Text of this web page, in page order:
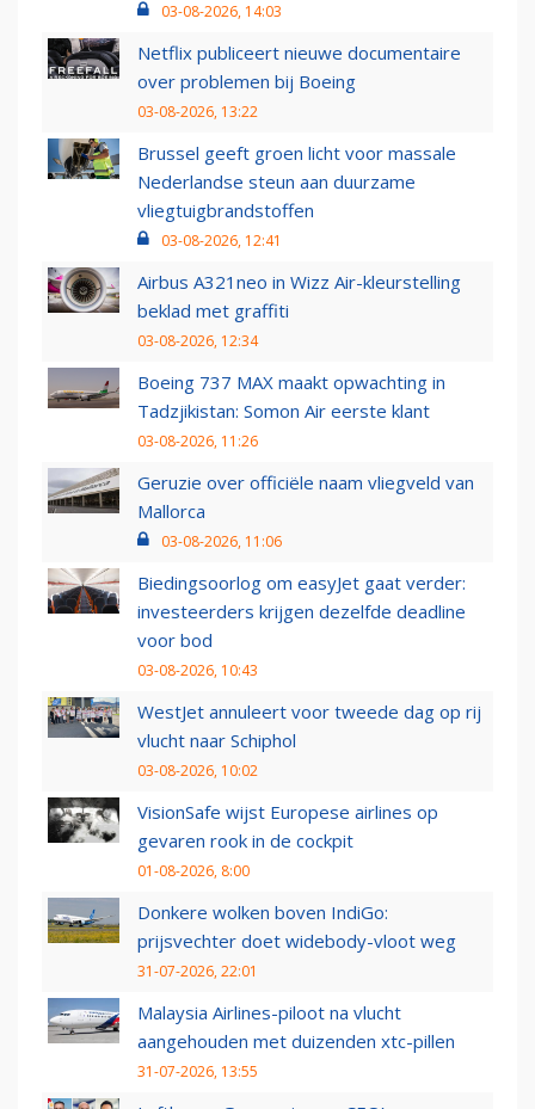
03-08-2026, 14:03
Netflix publiceert nieuwe documentaire
over problemen bij Boeing
03-08-2026, 13:22
Brussel geeft groen licht voor massale
Nederlandse steun aan duurzame
vliegtuigbrandstoffen
03-08-2026, 12:41
Airbus A321neo in Wizz Air-kleurstelling
beklad met graffiti
03-08-2026, 12:34
Boeing 737 MAX maakt opwachting in
Tadzjikistan: Somon Air eerste klant
03-08-2026, 11:26
Geruzie over officiële naam vliegveld van
Mallorca
03-08-2026, 11:06
Biedingsoorlog om easyJet gaat verder:
investeerders krijgen dezelfde deadline
voor bod
03-08-2026, 10:43
WestJet annuleert voor tweede dag op rij
vlucht naar Schiphol
03-08-2026, 10:02
VisionSafe wijst Europese airlines op
gevaren rook in de cockpit
01-08-2026, 8:00
Donkere wolken boven IndiGo:
prijsvechter doet widebody-vloot weg
31-07-2026, 22:01
Malaysia Airlines-piloot na vlucht
aangehouden met duizenden xtc-pillen
31-07-2026, 13:55